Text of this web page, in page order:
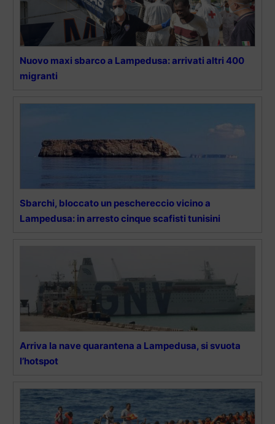
Nuovo maxi sbarco a Lampedusa: arrivati altri 400
migranti
Sbarchi, bloccato un peschereccio vicino a
Lampedusa: in arresto cinque scafisti tunisini
Arriva la nave quarantena a Lampedusa, si svuota
l’hotspot